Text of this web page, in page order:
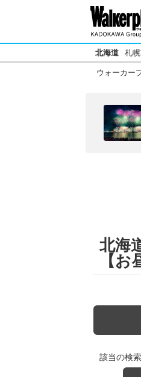
北海道 札
ウォーカー
北海
【お
該当の検